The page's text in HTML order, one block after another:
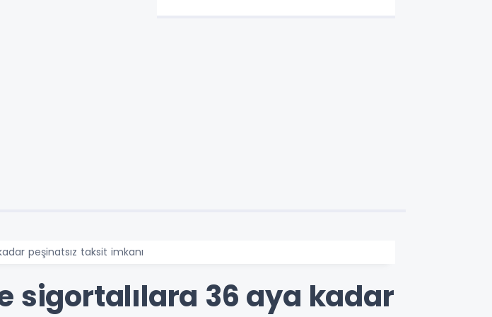
peşinatsız taksit imkanı
sigortalılara 36 aya kadar